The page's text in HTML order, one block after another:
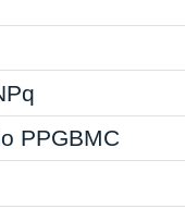
PPGBMC